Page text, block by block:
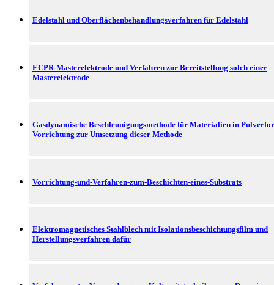
Edelstahl und Oberflächenbehandlungsverfahren für Edelstahl
ECPR-Masterelektrode und Verfahren zur Bereitstellung solch einer
Masterelektrode
Gasdynamische Beschleunigungsmethode für Materialien in
Vorrichtung zur Umsetzung dieser Methode
Vorrichtung-und-Verfahren-zum-Beschichten-eines-Substrats
Elektromagnetisches Stahlblech mit Isolationsbeschichtungsfilm und
Herstellungsverfahren dafür